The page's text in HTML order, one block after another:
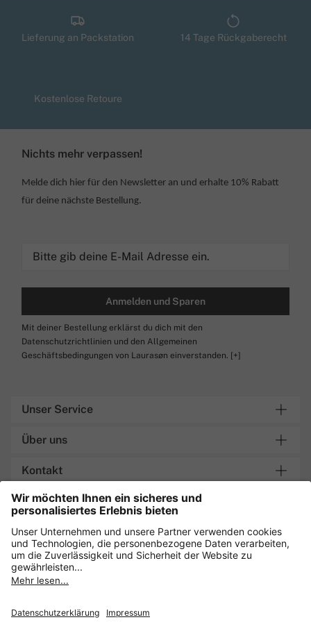
Lieferung an Packstation 14 Tage Rückgaberecht
Kostenlose Retoure
Nichts mehr verpassen!
Melde dich hier für den Newsletter an und erhalte 10% Rabatt
für deine nächste Bestellung.
Anmelden und Sparen
Mit deiner Bestellung erklärst du dich mit den
Datenschutzrichtlinien und den Allgemeinen
Geschäftsbedingungen von Laurasøn einverstanden. [+]
Unser Service
Über uns
Kontakt
Lieferung an Packstation
Sicher einkaufen mit